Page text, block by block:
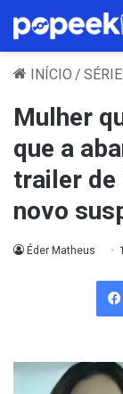
INÍCIO /
Mulher
que a
trailer de
novo
Éder Matheus